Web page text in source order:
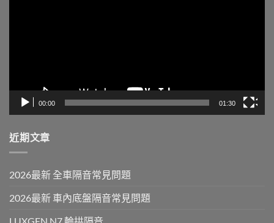
00:00 01:30
近期文章
2026最新 全車隔音常見問題
2026最新 車內底盤隔音常見問題